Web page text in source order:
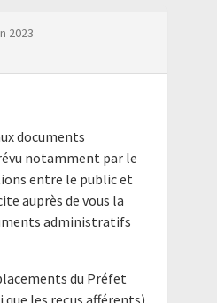
2023
documents
notamment par le
entre le public et
auprès de vous la
administratifs
du Préfet